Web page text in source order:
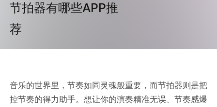
节拍器有哪些APP推
荐
音乐的世界里，节奏如同灵魂般重要，而节拍器则是把
控节奏的得力助手。想让你的演奏精准无误、节奏感爆